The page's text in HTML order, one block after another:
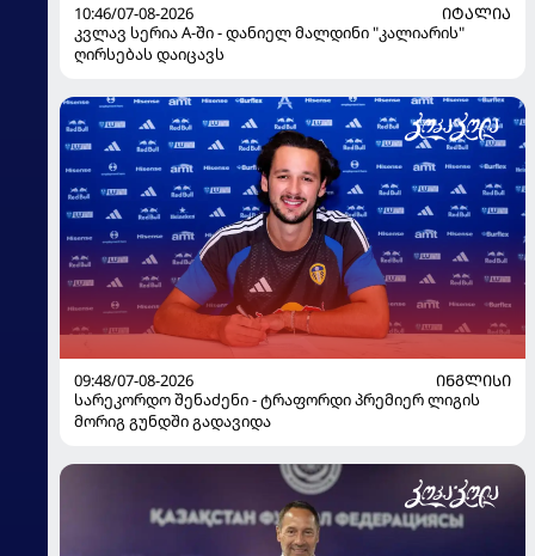
10:46/07-08-2026
ᲘᲢᲐᲚᲘᲐ
კვლავ სერია A-ში - დანიელ მალდინი "კალიარის"
ღირსებას დაიცავს
09:48/07-08-2026
ᲘᲜᲒᲚᲘᲡᲘ
სარეკორდო შენაძენი - ტრაფორდი პრემიერ ლიგის
მორიგ გუნდში გადავიდა